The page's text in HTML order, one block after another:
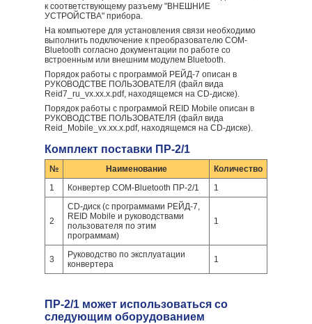
к соответствующему разъему "ВНЕШНИЕ
УСТРОЙСТВА" прибора.
На компьютере для установления связи необходимо
выполнить подключение к преобразователю COM-
Bluetooth согласно документации по работе со
встроенным или внешним модулем Bluetooth.
Порядок работы с программой РЕЙД-7 описан в
РУКОВОДСТВЕ ПОЛЬЗОВАТЕЛЯ (файл вида
Reid7_ru_vx.xx.x.pdf, находящемся на CD-диске).
Порядок работы с программой REID Mobile описан в
РУКОВОДСТВЕ ПОЛЬЗОВАТЕЛЯ (файл вида
Reid_Mobile_vx.xx.x.pdf, находящемся на CD-диске).
Комплект поставки ПР-2/1
№ Наименование
Количество
1
Конвертер COM-Bluetooth ПР-2/1 1
2
CD-диск (с программами РЕЙД-7,
REID Mobile и руководствами
пользователя по этим
программам)
1
3
Руководство по эксплуатации
конвертера
1
ПР-2/1 может использоваться со
следующим оборудованием